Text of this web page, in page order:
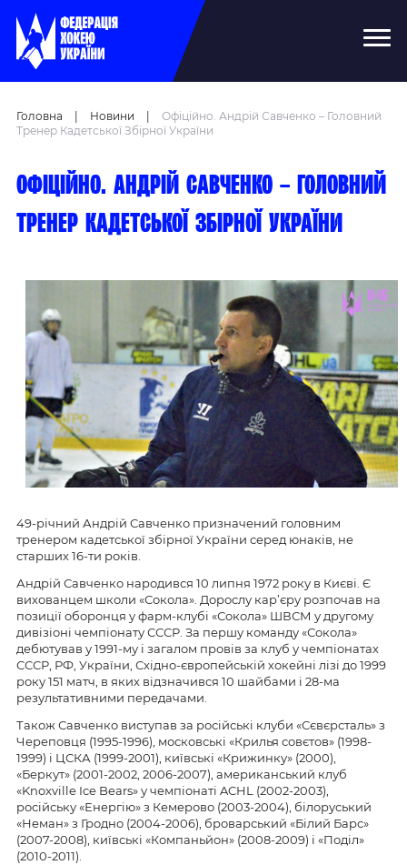
Головна Новини
Офіційно. Андрій Савченко – Головний
Тренер Кадетської Збірної України
Офіційно. Андрій Савченко – головний
тренер кадетської збірної України
49-річний Андрій Савченко призначений головним
тренером кадетської збірної України серед юнаків, не
старших 16-ти років.
Андрій Савченко народився 10 липня 1972 року в Києві. Є
вихованцем школи «Сокола». Дорослу кар’єру розпочав на
позиції оборонця у фарм-клубі «Сокола» ШВСМ у другому
дивізіоні чемпіонату СССР. За першу команду «Сокола»
дебютував у 1991-му і загалом провів за клуб у чемпіонатах
СССР, РФ, України, Східно-європейській хокейні лізі до 1999
року 151 матч, в яких відзначився 10 шайбами і 28-ма
результативними передачами.
Також Савченко виступав за російські клуби «Сєвєрсталь» з
Череповця (1995-1996), московські «Крилья совєтов» (1998-
1999) і ЦСКА (1999-2001), київські «Крижинку» (2000),
«Беркут» (2001-2002, 2006-2007), американський клуб
«Knoxville Ice Bears» у чемпіонаті ACHL (2002-2003),
російську «Енергію» з Кемерово (2003-2004), білоруський
«Неман» з Гродно (2004-2006), броварський «Білий Барс»
(2007-2008), київські «Компаньйон» (2008-2009) і «Поділ»
(2010-2011).